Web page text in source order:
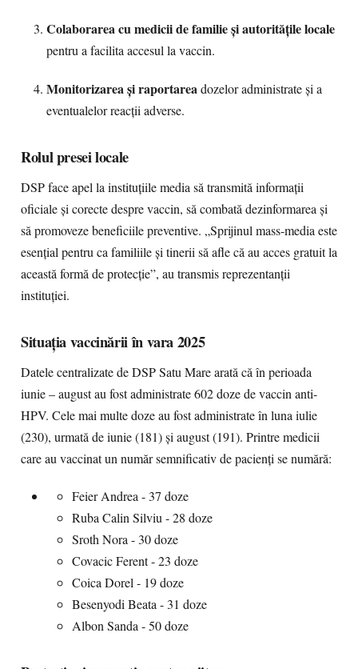
Colaborarea cu medicii de familie și autoritățile locale
pentru a facilita accesul la vaccin.
Monitorizarea și raportareadozelor administrate și a
eventualelor reacții adverse.
Rolul presei locale
DSP face apel la instituțiile media să transmită informații
oficiale și corecte despre vaccin, să combată dezinformarea și
să promoveze beneficiile preventive. „Sprijinul mass-media este
esențial pentru ca familiile și tinerii să afle că au acces gratuit la
această formă de protecție”, au transmis reprezentanții
instituției.
Situația vaccinării în vara 2025
Datele centralizate de DSP Satu Mare arată că în perioada
iunie – august au fost administrate 602 doze de vaccin anti-
HPV. Cele mai multe doze au fost administrate în luna iulie
(230), urmată de iunie (181) și august (191). Printre medicii
care au vaccinat un număr semnificativ de pacienți se numără:
Feier Andrea - 37 doze
Ruba Calin Silviu - 28 doze
Sroth Nora - 30 doze
Covacic Ferent - 23 doze
Coica Dorel - 19 doze
Besenyodi Beata - 31 doze
Albon Sanda - 50 doze